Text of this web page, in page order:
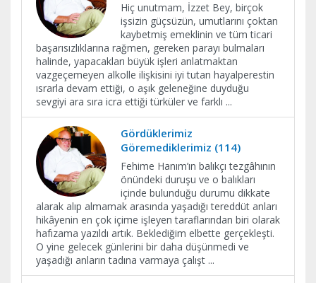
Hiç unutmam, İzzet Bey, birçok
işsizin güçsüzün, umutlarını çoktan
kaybetmiş emeklinin ve tüm ticari
başarısızlıklarına rağmen, gereken parayı bulmaları
halinde, yapacakları büyük işleri anlatmaktan
vazgeçemeyen alkolle ilişkisini iyi tutan hayalperestin
ısrarla devam ettiği, o aşık geleneğine duyduğu
sevgiyi ara sıra icra ettiği türküler ve farklı ...
Gördüklerimiz
Göremediklerimiz (114)
Fehime Hanım’ın balıkçı tezgâhının
önündeki duruşu ve o balıkları
içinde bulunduğu durumu dikkate
alarak alıp almamak arasında yaşadığı tereddüt anları
hikâyenin en çok içime işleyen taraflarından biri olarak
hafızama yazıldı artık. Beklediğim elbette gerçekleşti.
O yine gelecek günlerini bir daha düşünmedi ve
yaşadığı anların tadına varmaya çalışt ...